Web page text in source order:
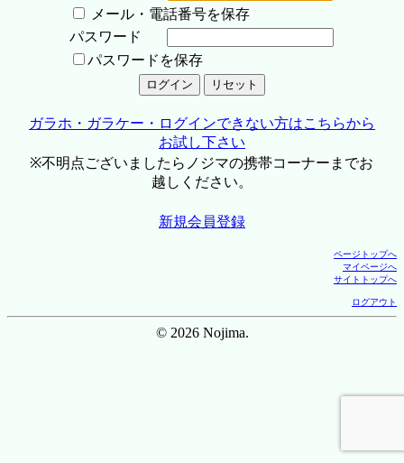
メール・電話番号を保存
パスワード
パスワードを保存
ガラホ・ガラケー・ログインできない方はこちらから
お試し下さい
※不明点ございましたらノジマの携帯コーナーまでお
越しください。
新規会員登録
ページトップへ
マイページへ
サイトトップへ
ログアウト
© 2026 Nojima.